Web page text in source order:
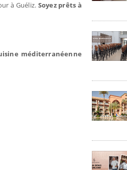
à Guéliz. Soyez prêts à
méditerranéenne